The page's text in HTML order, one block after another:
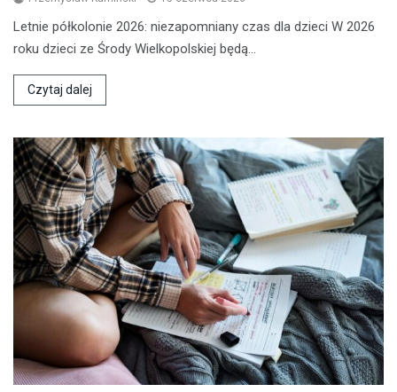
Letnie półkolonie 2026: niezapomniany czas dla dzieci W 2026
roku dzieci ze Środy Wielkopolskiej będą…
Czytaj dalej